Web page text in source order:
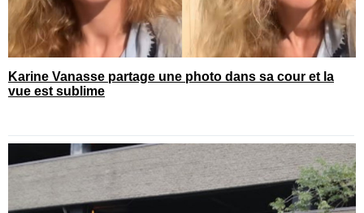
Karine Vanasse partage une photo dans sa cour et la
vue est sublime